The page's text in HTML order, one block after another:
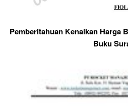
Pemberitahuan Kenaikan Harga
Buku